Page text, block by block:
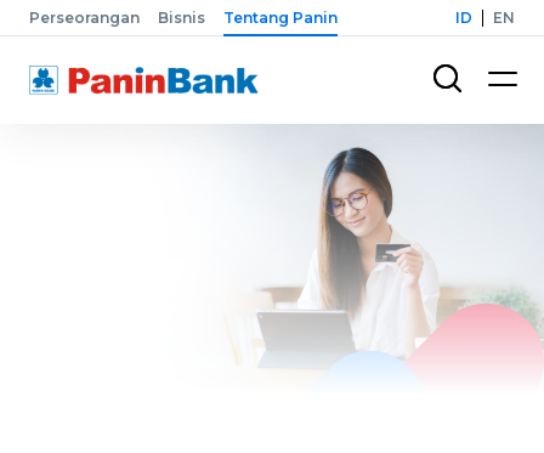
Perseorangan Bisnis Tentang Panin ID EN